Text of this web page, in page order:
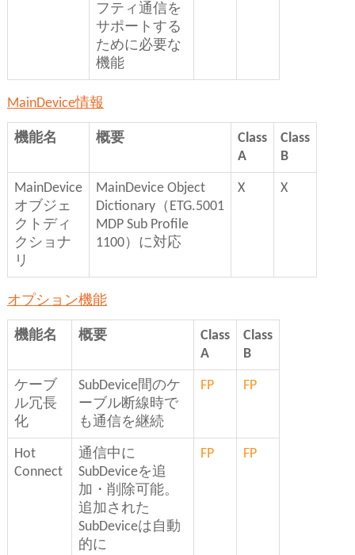
フティ通信を
サポートする
ために必要な
機能
MainDevice情報
機能名 概要
Class
A
Class
B
MainDevice
オブジェ
クトディ
クショナ
リ
MainDevice Object
Dictionary（ETG.5001
MDP Sub Profile
1100）に対応
X X
オプション機能
機能名 概要
Class
A
Class
B
ケーブ
ル冗長
化
SubDevice間のケ
ーブル断線時で
も通信を継続
FP FP
Hot
Connect
通信中に
SubDeviceを追
加・削除可能。
追加された
SubDeviceは自動
的に
FP FP